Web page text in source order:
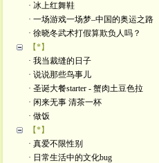
· 冰上红舞鞋
· 一场游戏一场梦–中国的奥运之路
· 徐晓冬武术打假算欺负人吗？
【*】
· 我当裁缝的日子
· 说说那些鸟事儿
· 圣诞大餐starter - 蟹肉土豆色拉
· 闲来无事 清茶一杯
· 做饭
【*】
· 真爱不限性别
· 日常生活中的文化bug